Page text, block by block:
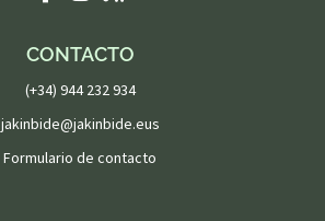
CONTACTO
(+34) 944 232 934
jakinbide@jakinbide.eus
Formulario de contacto